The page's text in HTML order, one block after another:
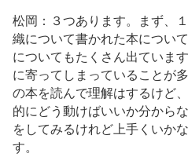
松岡：３つあります。まず、
織について書かれた本につい
についてもたくさん出ていま
に寄ってしまっていることが
の本を読んで理解はするけど
的にどう動けばいいか分から
をしてみるけれど上手くいか
す。